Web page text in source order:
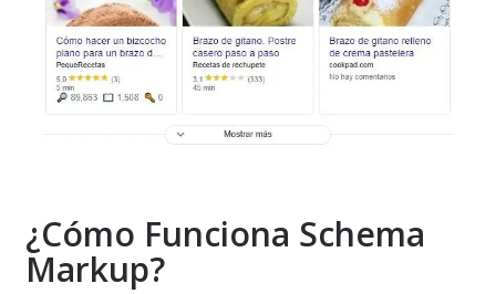
¿Cómo Funciona Schema
Markup?